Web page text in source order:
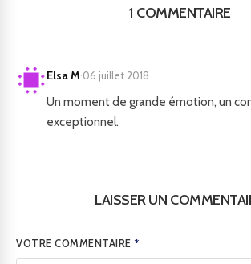
1 COMMENTAIRE
Elsa M·06 juillet 2018
Un moment de grande émotion, un
exceptionnel.
LAISSER UN
VOTRE COMMENTAIRE*